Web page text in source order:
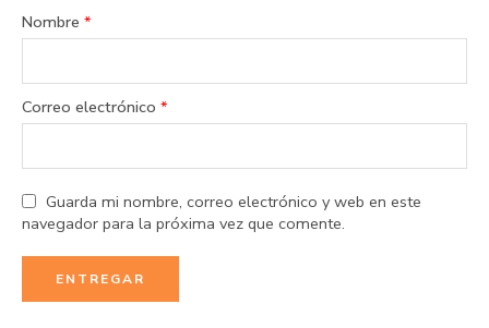
Nombre *
Correo electrónico *
Guarda mi nombre, correo electrónico y web en este
navegador para la próxima vez que comente.